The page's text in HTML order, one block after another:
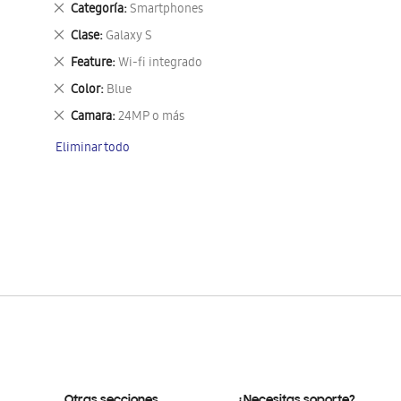
Categoría Smartphones
Eliminar
este
artículo
Clase Galaxy S
Eliminar
este
artículo
Feature Wi-fi integrado
Eliminar
este
artículo
Color Blue
Eliminar
este
artículo
Camara 24MP o más
Eliminar
artículo
Eliminar todo